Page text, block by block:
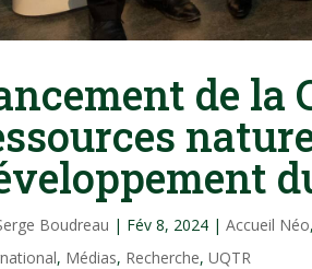
de la
Boudreau | Fév 8, 2024 |Accueil Néo
, Médias, Recherche,UQTR